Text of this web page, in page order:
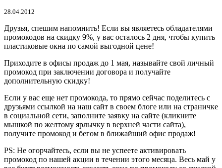
28.04.2012
Друзья, спешим напомнить! Если вы являетесь обладателями
промокодов на скидку 9%, у вас осталось 2 дня, чтобы купить
пластиковые окна по самой выгодной цене!
Приходите в офисы продаж до 1 мая, называйте свой личный
промокод при заключении договора и получайте
дополнительную скидку!
Если у вас еще нет промокода, то прямо сейчас поделитесь с
друзьями ссылкой на наш сайт в своем блоге или на страничке
в социальной сети, заполните заявку на сайте (кликните
мышкой по желтому ярлычку в верхней части сайта),
получите промокод и бегом в ближайший офис продаж!
PS: Не огорчайтесь, если вы не успеете активировать
промокод по нашей акции в течении этого месяца. Весь май у